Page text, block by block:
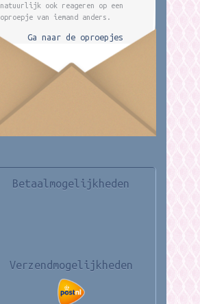
natuurlijk ook reageren op een
oproepje van iemand anders.
Ga naar de oproepjes
Betaalmogelijkheden
Verzendmogelijkheden